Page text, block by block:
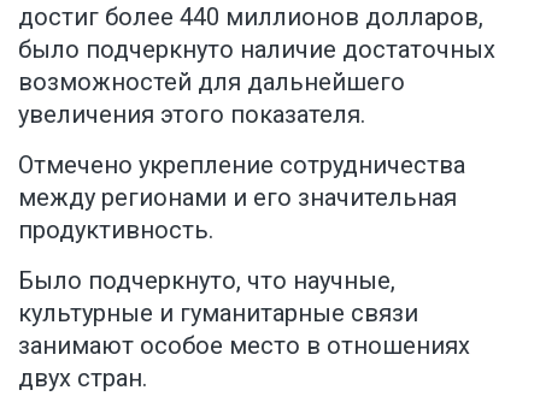
достиг более 440 миллионов долларов,
было подчеркнуто наличие достаточных
возможностей для дальнейшего
увеличения этого показателя.
Отмечено укрепление сотрудничества
между регионами и его значительная
продуктивность.
Было подчеркнуто, что научные,
культурные и гуманитарные связи
занимают особое место в отношениях
двух стран.